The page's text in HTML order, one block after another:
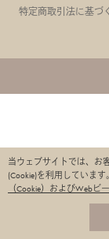
特定商取引法に基づ
当ウェブサイトでは、お
(Cookie)を利用しています。
（Cookie）およびWebビ